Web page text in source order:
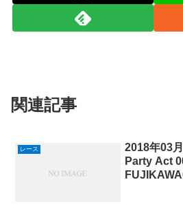
関連記事
レース
2018年03
Party Act